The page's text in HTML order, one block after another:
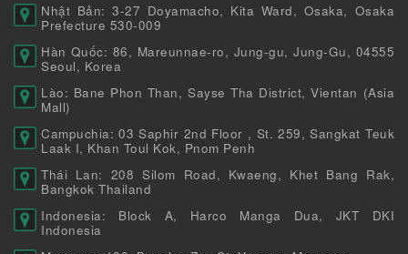
Nhật Bản: 3-27 Doyamacho, Kita Ward, Osaka, Osaka
Prefecture 530-009
Hàn Quốc: 86, Mareunnae-ro, Jung-gu, Jung-Gu, 04555
Seoul, Korea
Lào: Bane Phon Than, Sayse Tha District, Vientan (Asia
Mall)
Campuchia: 03 Saphir 2nd Floor , St. 259, Sangkat Teuk
Laak I, Khan Toul Kok, Pnom Penh
Thái Lan: 208 Silom Road, Kwaeng, Khet Bang Rak,
Bangkok Thailand
Indonesia: Block A, Harco Manga Dua, JKT DKI
Indonesia